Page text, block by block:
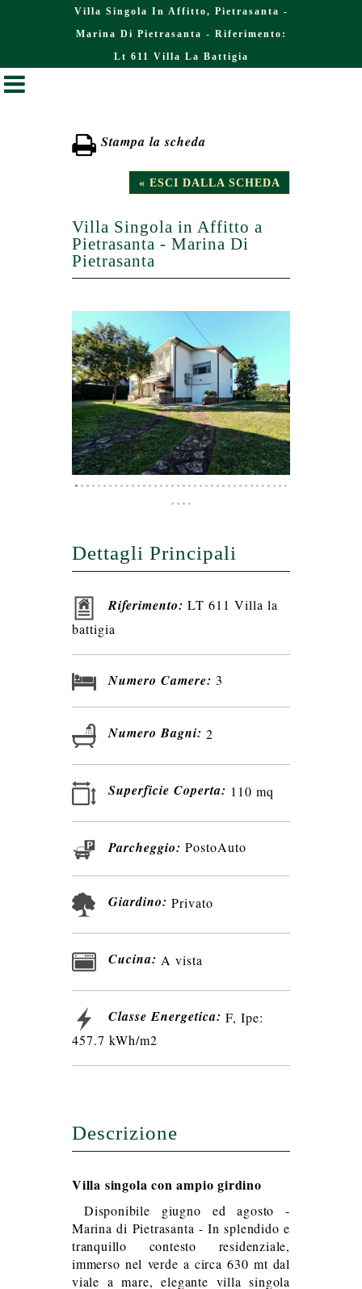
Villa Singola In Affitto, Pietrasanta -
Marina Di Pietrasanta - Riferimento:
Lt 611 Villa La Battigia
Stampa la scheda
« ESCI DALLA SCHEDA
Villa Singola in Affitto a
Pietrasanta - Marina Di
Pietrasanta
Dettagli Principali
Riferimento: LT 611 Villa la
battigia
Numero Camere: 3
Numero Bagni: 2
Superficie Coperta: 110 mq
Parcheggio: PostoAuto
Giardino: Privato
Cucina: A vista
Classe Energetica: F, Ipe:
457.7 kWh/m2
Descrizione
Villa singola con ampio girdino
Disponibile giugno ed agosto -
Marina di Pietrasanta - In splendido e
tranquillo contesto residenziale,
immerso nel verde a circa 630 mt dal
viale a mare, elegante villa singola